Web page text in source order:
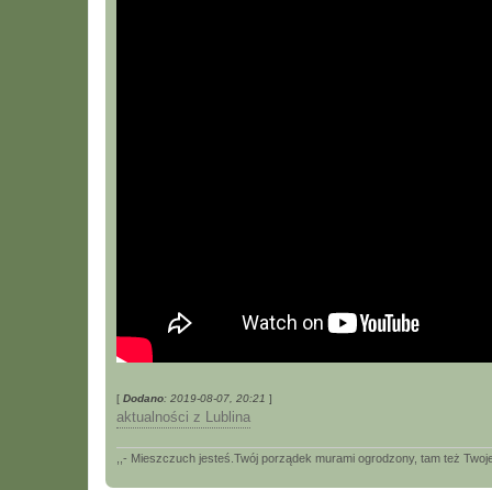
[ Dodano: 2019-08-07, 20:21 ]
aktualności z Lublina
,,- Mieszczuch jesteś.Twój porządek murami ogrodzony, tam też